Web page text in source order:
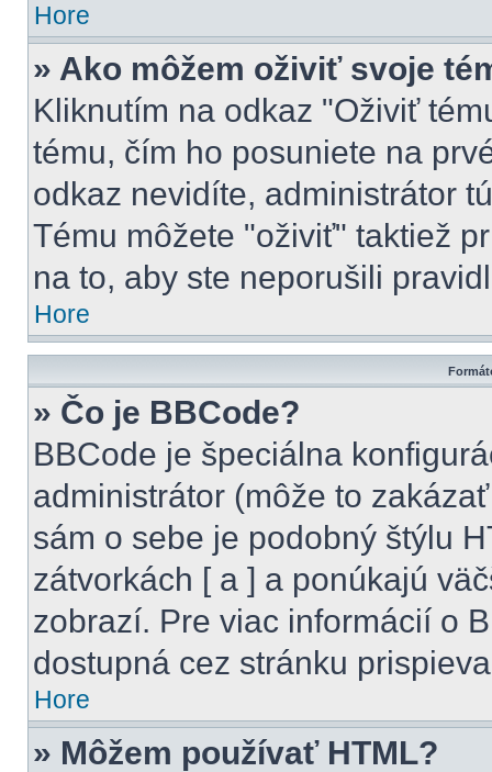
Hore
» Ako môžem oživiť svoje
Kliknutím na odkaz "Oživiť
tému, čím ho posuniete na
odkaz nevidíte, administrátor
Tému môžete "oživiť" taktiež
na to, aby ste neporušili
Hore
» Čo je BBCode?
BBCode je špeciálna
administrátor (môže to
sám o sebe je podobný štýlu
zátvorkách [ a ] a ponúkajú
zobrazí. Pre viac informácií o
dostupná cez stránku
Hore
» Môžem používať HTML?